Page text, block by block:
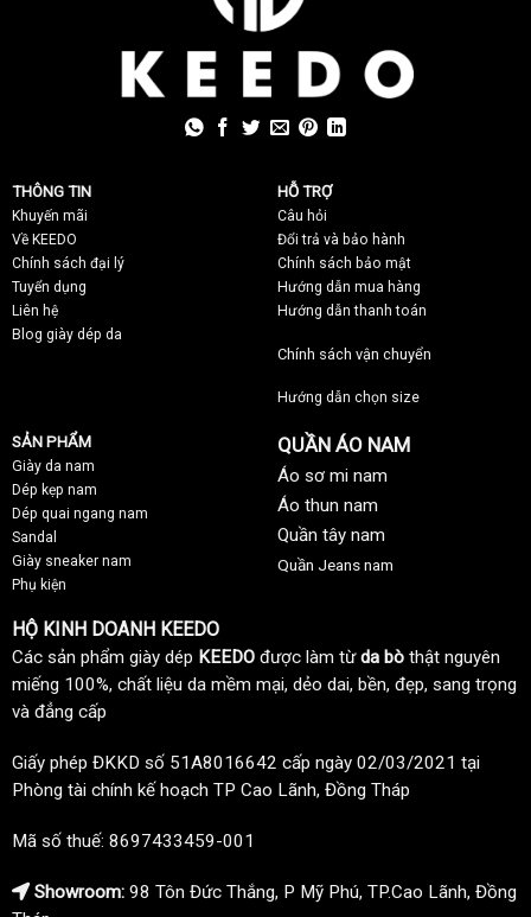
THÔNG TIN
Khuyến mãi
Về KEEDO
Chính sách đại lý
Tuyển dụng
Liên hệ
Blog giày dép da
HỖ TRỢ
Câu hỏi
Đổi trả và bảo hành
Chính sách bảo mật
Hướng dẫn mua hàng
Hướng dẫn thanh toán
Chính sách vận chuyển
Hướng dẫn chọn size
SẢN PHẨM
Giày da nam
Dép kẹp nam
Dép quai ngang nam
Sandal
Giày sneaker nam
Phụ kiện
QUẦN ÁO NAM
Áo sơ mi nam
Áo thun nam
Quần tây nam
Quần Jeans nam
HỘ KINH DOANH KEEDO
Các sản phẩm giày dép KEEDO được làm từda bò thật nguyên
miếng 100%, chất liệu da mềm mại, dẻo dai, bền, đẹp, sang trọng
và đẳng cấp
Giấy phép ĐKKD số 51A8016642 cấp ngày 02/03/2021 tại
Phòng tài chính kế hoạch TP Cao Lãnh, Đồng Tháp
Mã số thuế: 8697433459-001
Showroom: 98 Tôn Đức Thắng, P Mỹ Phú, TP.Cao Lãnh, Đồng